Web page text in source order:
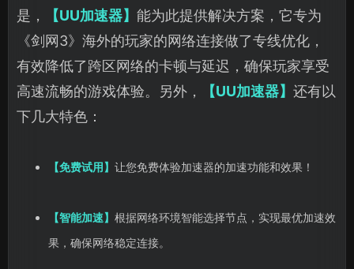
是，
【UU加速器】 能为此提供解决方案，它专为
《剑网3》海外的玩家的网络连接做了专线优化，
有效降低了跨区网络的卡顿与延迟，确保玩家享受
高速流畅的游戏体验。另外，
【UU加速器】 还有以
下几大特色：
【免费试用】 让您免费体验加速器的加速功能和效果！
【智能加速】 根据网络环境智能选择节点，实现最优加速效
果，确保网络稳定连接。